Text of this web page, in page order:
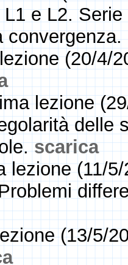
e L2.
convergenza.
(20/4/
lezione
delle
scarica
lezione (11/
(13/5/